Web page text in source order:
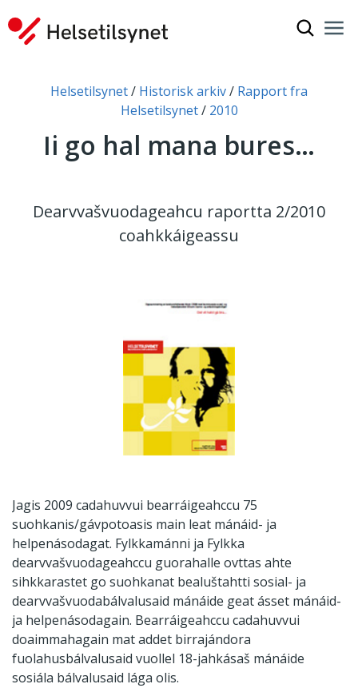
Don leat dáppe:
Helsetilsynet Historisk arkiv
Rapport fra
Helsetilsynet
2010
Ii go hal mana bures…
Dearvvašvuodageahcu raportta 2/2010
coahkkáigeassu
Jagis 2009 cadahuvvui bearráigeahccu 75
suohkanis/gávpotoasis main leat mánáid- ja
helpenásodagat. Fylkkamánni ja Fylkka
dearvvašvuodageahccu guorahalle ovttas ahte
sihkkarastet go suohkanat bealuštahtti sosial- ja
dearvvašvuodabálvalusaid mánáide geat ásset mánáid-
ja helpenásodagain. Bearráigeahccu cadahuvvui
doaimmahagain mat addet birrajándora
fuolahusbálvalusaid vuollel 18-jahkásaš mánáide
sosiála bálvalusaid lága olis.